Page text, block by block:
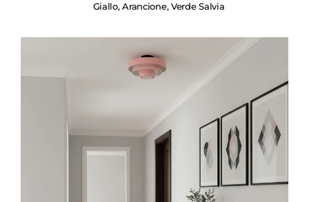
Giallo, Arancione, Verde Salvia